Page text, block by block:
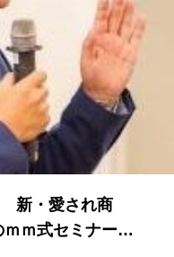
新・愛され商
ｍｍ式セミナー…